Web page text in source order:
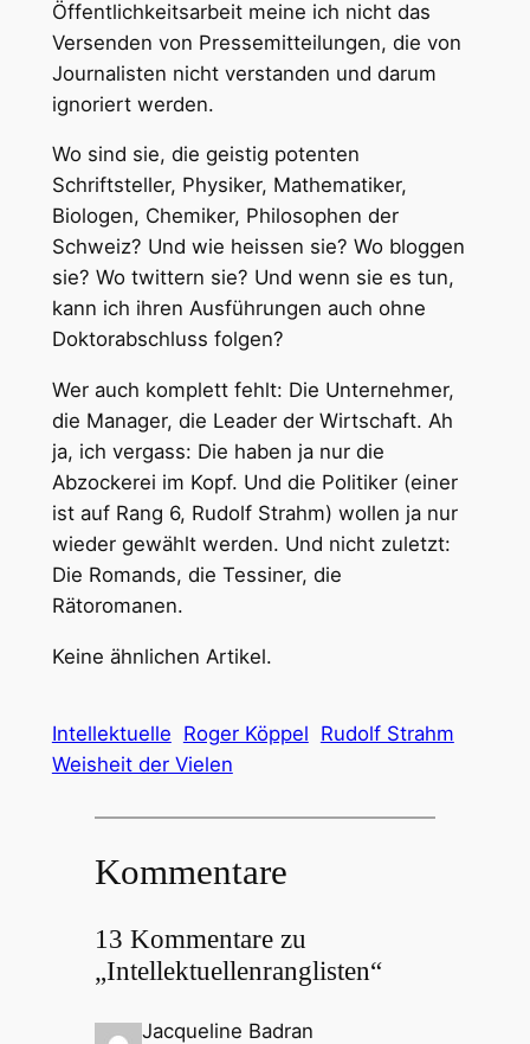
Öffentlichkeitsarbeit meine ich nicht das
Versenden von Pressemitteilungen, die von
Journalisten nicht verstanden und darum
ignoriert werden.
Wo sind sie, die geistig potenten
Schriftsteller, Physiker, Mathematiker,
Biologen, Chemiker, Philosophen der
Schweiz? Und wie heissen sie? Wo bloggen
sie? Wo twittern sie? Und wenn sie es tun,
kann ich ihren Ausführungen auch ohne
Doktorabschluss folgen?
Wer auch komplett fehlt: Die Unternehmer,
die Manager, die Leader der Wirtschaft. Ah
ja, ich vergass: Die haben ja nur die
Abzockerei im Kopf. Und die Politiker (einer
ist auf Rang 6, Rudolf Strahm) wollen ja nur
wieder gewählt werden. Und nicht zuletzt:
Die Romands, die Tessiner, die
Rätoromanen.
Keine ähnlichen Artikel.
Intellektuelle Roger Köppel Rudolf Strahm
Weisheit der Vielen
Kommentare
13 Kommentare zu
„Intellektuellenranglisten“
Jacqueline Badran